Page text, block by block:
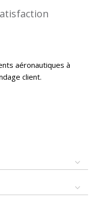
aéronautiques à
client.